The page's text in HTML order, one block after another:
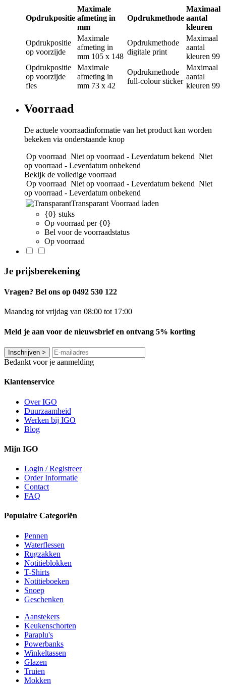
Opdrukpositie
Maximale
afmeting in
mm
Opdrukmethode
Maximaal
aantal
kleuren
Opdrukpositie
op voorzijde
Maximale
afmeting in
mm 105 x 148
Opdrukmethode
digitale print
Maximaal
aantal
kleuren 99
Opdrukpositie
op voorzijde
fles
Maximale
afmeting in
mm 73 x 42
Opdrukmethode
full-colour sticker
Maximaal
aantal
kleuren 99
Voorraad
De actuele voorraadinformatie van het product kan worden
bekeken via onderstaande knop
Op voorraad Niet op voorraad - Leverdatum bekend Niet
op voorraad - Leverdatum onbekend
Bekijk de volledige voorraad
Op voorraad Niet op voorraad - Leverdatum bekend Niet
op voorraad - Leverdatum onbekend
Transparant Voorraad laden
{0} stuks
Op voorraad per {0}
Bel voor de voorraadstatus
Op voorraad
Je prijsberekening
Vragen? Bel ons op 0492 530 122
Maandag tot vrijdag van 08:00 tot 17:00
Meld je aan voor de nieuwsbrief en ontvang 5% korting
Inschrijven >
Bedankt voor je aanmelding
Klantenservice
Over IGO
Duurzaamheid
Werken bij IGO
Blog
Mijn IGO
Login / Registreer
Order Informatie
Contact
FAQ
Populaire Categoriën
Pennen
Waterflessen
Rugzakken
Notitieblokken
T-Shirts
Notitieboeken
Snoep
Geschenken
Aanstekers
Keukenschorten
Paraplu's
Powerbanks
Winkeltassen
Glazen
Truien
Mokken